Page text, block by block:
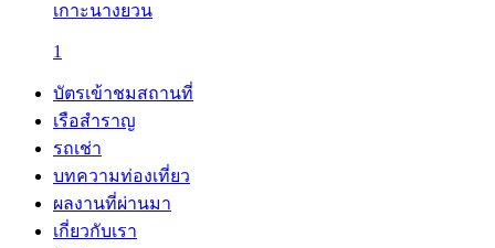
เกาะนางยวน
1
บัตรเข้าชมสถานที่
เรือสำราญ
รถเช่า
บทความท่องเที่ยว
ผลงานที่ผ่านมา
เกี่ยวกับเรา